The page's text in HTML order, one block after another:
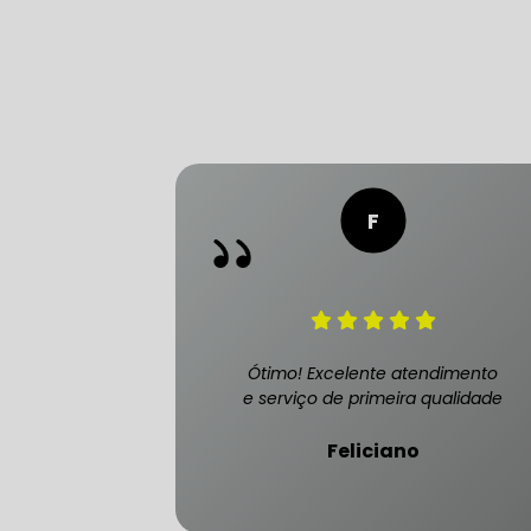
FREIO
OFICINA
Ótimo! Excelente atendimento
e serviço de primeira qualidade
Feliciano